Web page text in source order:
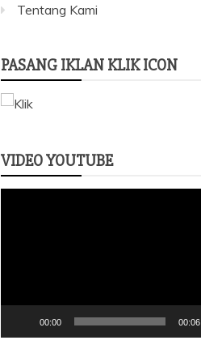
Tentang Kami
PASANG IKLAN KLIK ICON
VIDEO YOUTUBE
00:00 00:06